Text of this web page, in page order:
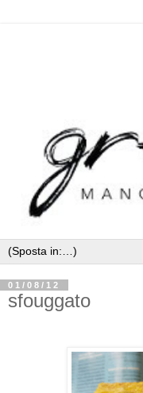
01/08/12
sfouggato